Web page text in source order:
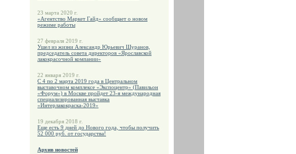
23 марта 2020 г.
«Агентство Маркет Гайд» сообщает о новом
режиме работы
27 февраля 2019 г.
Ушел из жизни Александр Юрьевич Шуранов,
председатель совета директоров «Ярославской
лакокрасочной компании»
22 января 2019 г.
С 4 по 2 марта 2019 года в Центральном
выставочном комплексе «Экспоцентр» (Павильон
«Форум») в Москве пройдет 23-я международная
специализированная выставка
«Интерлакокраска-2019»
19 декабря 2018 г.
Еще есть 9 дней до Нового года, чтобы получить
52 000 руб. от государства!
Архив новостей